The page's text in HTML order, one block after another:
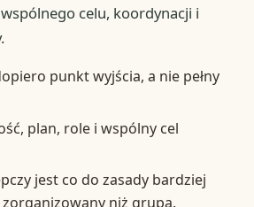
celu, koordynacji i
punkt wyjścia, a nie pełny
plan, role i wspólny cel
jest co do zasady bardziej
niż grupa.